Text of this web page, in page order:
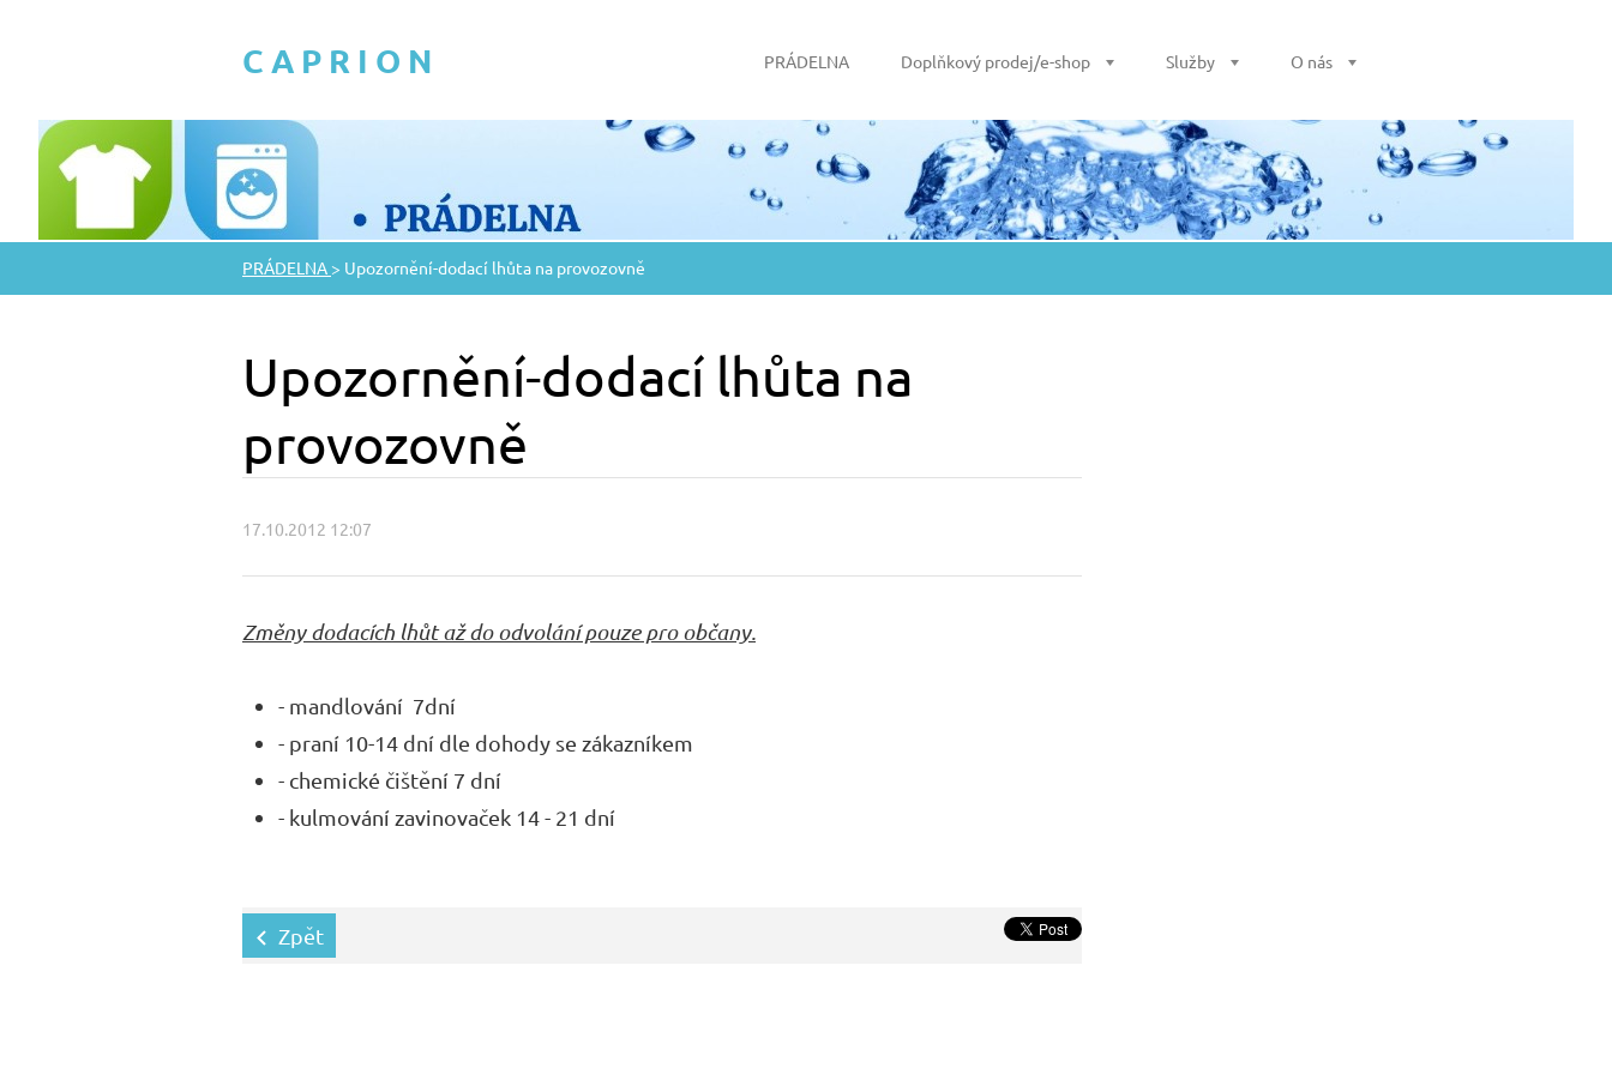
C A P R I O N PRÁDELNA Doplňkový prodej/e-shop Služby O nás
PRÁDELNA > Upozornění-dodací lhůta na provozovně
Upozornění-dodací lhůta na
provozovně
17.10.2012 12:07
Změny dodacích lhůt až do odvolání pouze pro občany.
- mandlování 7dní
- praní 10-14 dní dle dohody se zákazníkem
- chemické čištění 7 dní
- kulmování zavinovaček 14 - 21 dní
Zpět